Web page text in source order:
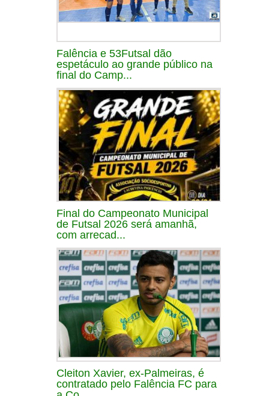
Falência e 53Futsal dão
espetáculo ao grande público na
final do Camp...
Final do Campeonato Municipal
de Futsal 2026 será amanhã,
com arrecad...
Cleiton Xavier, ex-Palmeiras, é
contratado pelo Falência FC para